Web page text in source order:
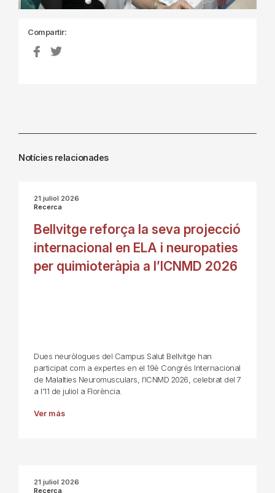
Compartir:
Notícies relacionades
21 juliol 2026
Recerca
Bellvitge reforça la seva projecció
internacional en ELA i neuropaties
per quimioteràpia a l’ICNMD 2026
Dues neuròlogues del Campus Salut Bellvitge han
participat com a expertes en el 19è Congrés Internacional
de Malalties Neuromusculars, l’ICNMD 2026, celebrat del 7
a l’11 de juliol a Florència.
Ver más
21 juliol 2026
Recerca